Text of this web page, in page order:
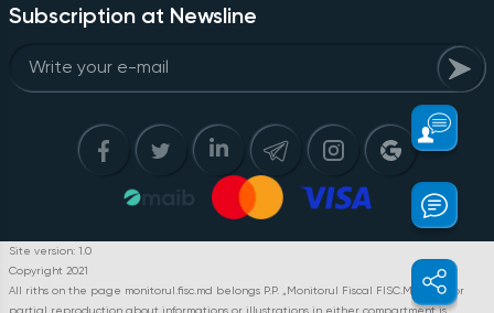
Subscription at Newsline
Site version: 1.0
Copyright 2021
All riths on the page monitorul.fisc.md belongs P.P. „Monitorul Fiscal FISC.MD”. Full or